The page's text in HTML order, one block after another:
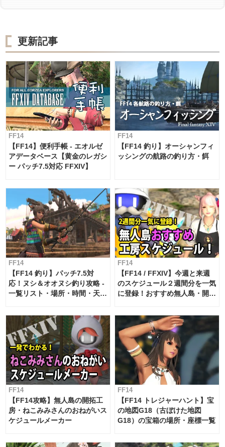
更新記事
FF14
【FF14】便利手帳 - エオルゼ
アデータベース【黄金のレガシ
ー パッチ7.5対応 FFXIV】
FF14
【FF14 釣り】オーシャンフィ
ッシングの航路の釣り方・餌
FF14
【FF14 釣り】パッチ7.5対
応！ヌシ＆オオヌシ釣り攻略 -
一覧リスト・場所・時間・天
FF14
【FF14 / FFXIV】今週と来週
のスケジュール２週間分を一気
に登録！おすすめ無人島・開拓
FF14
【FF14攻略】無人島の開拓工
房・ねこみみさんのおねがいス
ケジュールメーカー
FF14
【FF14 トレジャーハント】宝
の地図G18（古ぼけた地図
G18）の宝箱の場所・座標一覧